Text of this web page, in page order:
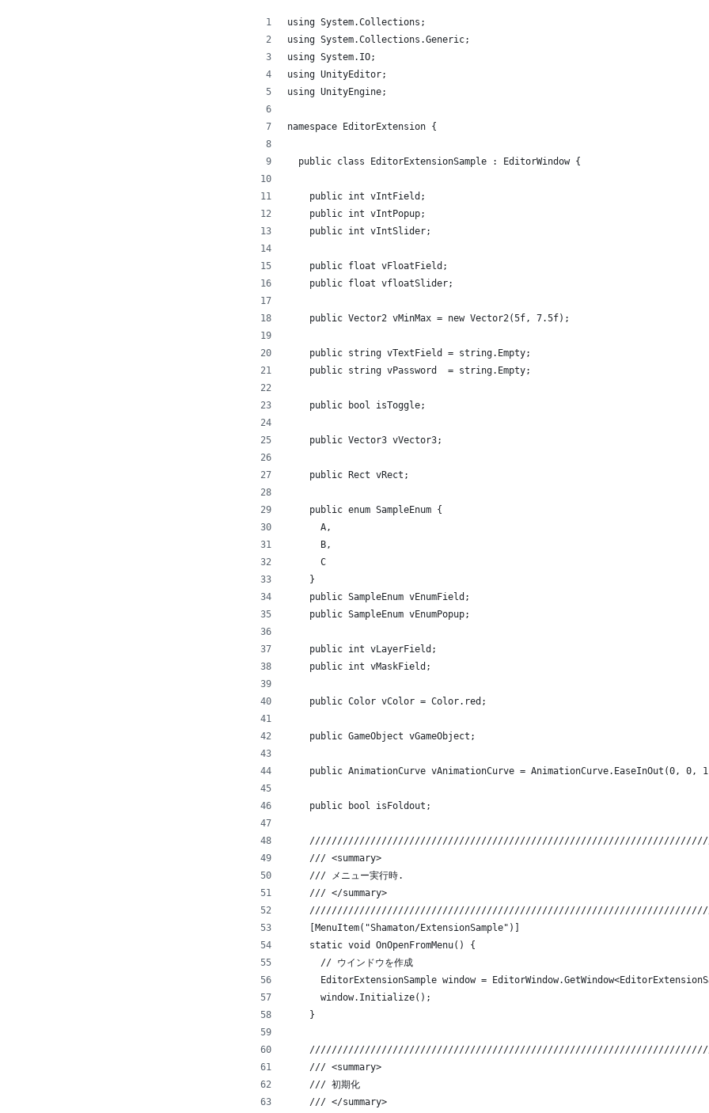
using System.Collections;
using System.Collections.Generic;
using System.IO;
using UnityEditor;
using UnityEngine;
namespace EditorExtension {
  public class EditorExtensionSample : EditorWindow {
    public int vIntField;
    public int vIntPopup;
    public int vIntSlider;
    public float vFloatField;
    public float vfloatSlider;
    public Vector2 vMinMax = new Vector2(5f, 7.5f);
    public string vTextField = string.Empty;
    public string vPassword  = string.Empty;
    public bool isToggle;
    public Vector3 vVector3;
    public Rect vRect;
    public enum SampleEnum {
      A,
      B,
      C
    }
    public SampleEnum vEnumField;
    public SampleEnum vEnumPopup;
    public int vLayerField;
    public int vMaskField;
    public Color vColor = Color.red;
    public GameObject vGameObject;
public AnimationCurve vAnimationCurve = AnimationCurve.EaseInOut(0, 0,
    public bool isFoldout;
    /// <summary>
    /// メニュー実行時.
    /// </summary>
    [MenuItem("Shamaton/ExtensionSample")]
    static void OnOpenFromMenu() {
      // ウインドウを作成
EditorExtensionSample window =
      window.Initialize();
    }
    /// <summary>
    /// 初期化
    /// </summary>